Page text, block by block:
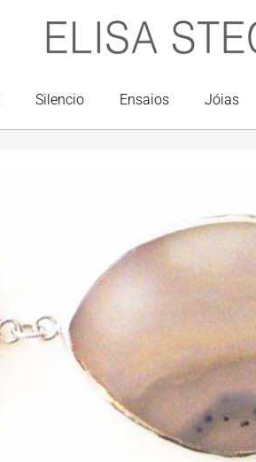
Silencio Ensaios Jóias